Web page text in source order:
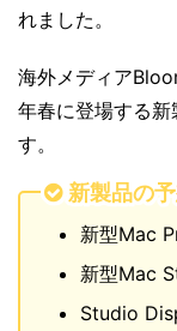
れました。
海外メディア
年春に登場する
す。
新製品の
新型Mac
新型Mac
Studio